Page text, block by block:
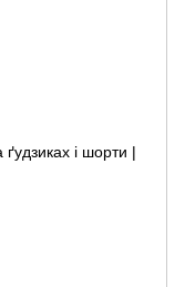
і шорти |